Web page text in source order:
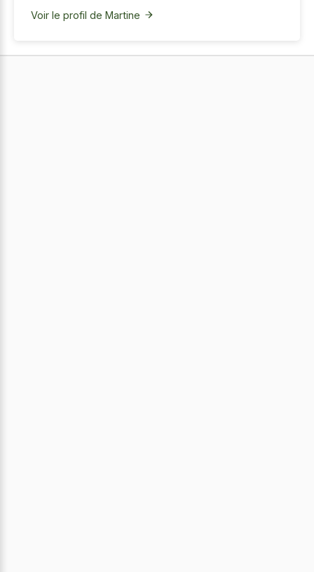
Voir le profil de Martine